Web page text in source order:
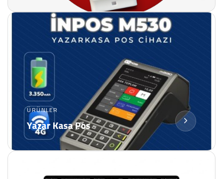
ÜRÜNLER
Yazar Kasa Pos